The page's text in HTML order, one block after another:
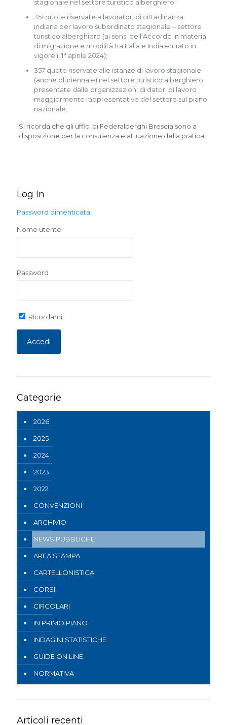
stagionale nel settore turistico alberghiero;
351 quote riservate a lavoratori di cittadinanza
indiana per lavoro subordinato stagionale – settore
turistico alberghiero (ai sensi dell’Accordo in materia
di migrazione e mobilità tra Italia e India entrato in
vigore il 1° aprile 2024);
357 quote riservate alle istanze di lavoro stagionale
(anche pluriennale) nel settore turistico alberghiero
presentate dalle organizzazioni di datori di lavoro
maggiormente rappresentative del settore sul piano
nazionale.
Si ricorda che gli uffici di Federalberghi Brescia sono a
disposizione per la consulenza e attuazione della pratica.
Log In
Password dimenticata
Nome utente
Password
Ricordami
Categorie
2026
2025
2024
2023
2022
CONVENZIONI
ARCHIVIO
NEWS PUBBLICHE
AREA STAMPA
CARTELLONISTICA
CORSI
CIRCOLARI
IN PRIMO PIANO
INDAGINI STATISTICHE
GUIDE ON LINE
NORMATIVA
Articoli recenti